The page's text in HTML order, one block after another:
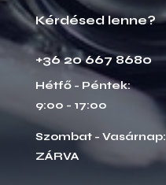
Kérdésed lenne?
+36 20 667 8680
Hétfő - Péntek:
9:00 - 17:00
Szombat - Vasárnap:
ZÁRVA